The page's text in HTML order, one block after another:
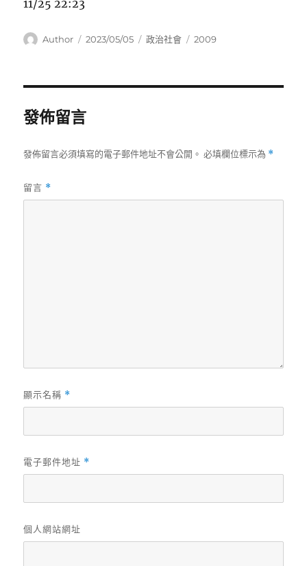
11/25 22:23
作
Author
發
2023/05/05
分
政治社會
標
2009
發佈留言
發佈留言必須填寫的電子郵件地址不會公開。 必填欄位標示為 *
留言 *
顯示名稱 *
電子郵件地址 *
個人網站網址